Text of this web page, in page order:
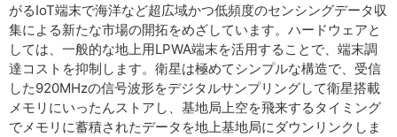
がるIoT端末で海洋など超広域かつ低頻度のセンシングデータ収
集による新たな市場の開拓をめざしています。ハードウェアと
しては、一般的な地上用LPWA端末を活用することで、端末調
達コストを抑制します。衛星は極めてシンプルな構造で、受信
した920MHzの信号波形をデジタルサンプリングして衛星搭載
メモリにいったんストアし、基地局上空を飛来するタイミング
でメモリに蓄積されたデータを地上基地局にダウンリンクしま